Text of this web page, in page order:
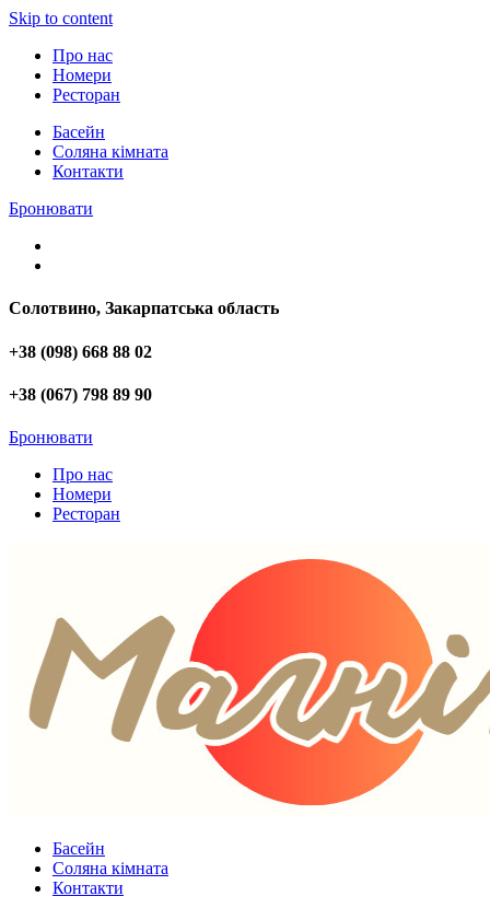
Skip to content
Про нас
Номери
Ресторан
Басейн
Соляна кімната
Контакти
Бронювати
Солотвино, Закарпатська область
+38 (098) 668 88 02
+38 (067) 798 89 90
Бронювати
Про нас
Номери
Ресторан
Басейн
Соляна кімната
Контакти